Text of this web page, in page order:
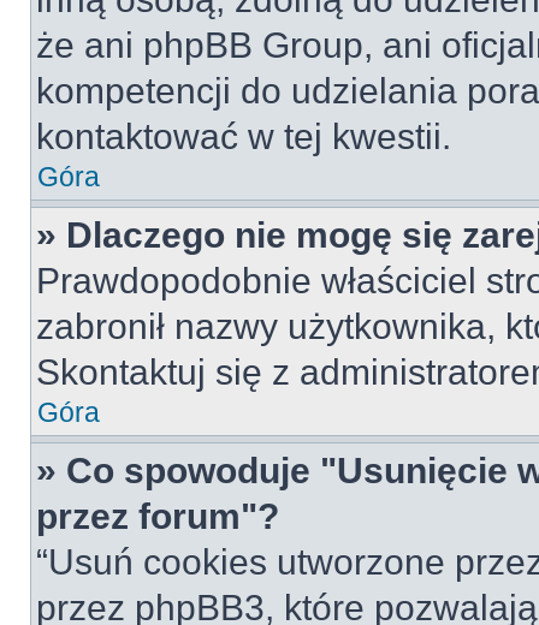
że ani phpBB Group, ani
kompetencji do udzielania
kontaktować w tej kwestii.
Góra
» Dlaczego nie mogę się
Prawdopodobnie właściciel
zabronił nazwy użytkownika,
Skontaktuj się z
Góra
» Co spowoduje "Usunięcie
przez forum"?
“Usuń cookies utworzone
przez phpBB3, które